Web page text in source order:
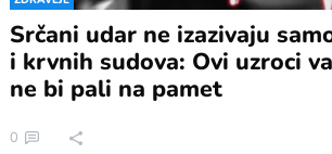
Srčani udar ne izazivaju
i krvnih sudova: Ovi uzroci
ne bi pali na pamet
0